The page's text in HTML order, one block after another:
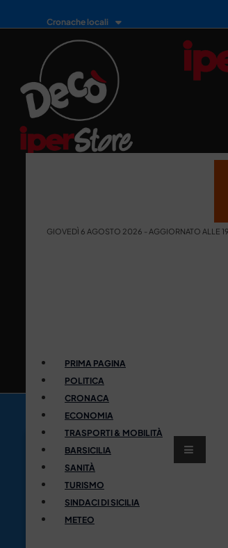
Cronache locali
GIOVEDÌ 6 AGOSTO 2026 - AGGIORNATO ALLE
PRIMA PAGINA
POLITICA
CRONACA
ECONOMIA
TRASPORTI & MOBILITÀ
BARSICILIA
SANITÀ
TURISMO
SINDACI DI SICILIA
METEO